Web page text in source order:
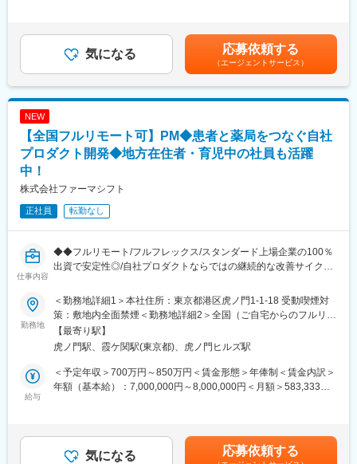
■保養所（多数) など
【日本・アメリカでの手術台のシェアはNo.1】
【安定した経営基盤】
社員一人ひとりの主体性を尊重するワークスタイルや能力と実績
を正当に評価する人事考課も当社の特徴の一つとなっておりま
す。
グループ会社と連携しながら、アジア、ヨーロッパへの進出、更
なるシェア拡大に取り組んでいます。
変更の範囲：会社の定める業務
【商材一例】
総合メディカルグループの商材を全て提案できるため、解決幅が
広く顧客の悩みに寄り添えるポジションです。顧客である医療機
関の経営コンサルティングを行いながら、以下提案を行っていた
だきます。
■経営改善に関する各種提案
■医療機関への院内テレビレンタル等のアメニティに関する提案
■医薬品の共同購入事業の推進
業 等
■医師紹介
■生命保険の提案、損害保険の提案・更新
■移転建替支援
【組織構成／OJT研修】
心くださいませ。また、キャリア入社者向け研修やスキルアップ
研修があります。
【就業環境】
■年休126日／完全週休二日制（土日祝休み）、時差出勤可
■有給休暇も取得しやすい環境です（入社と同時に付与、半日・時
厚生も充実しています。
(約10～20時間分の時間外手当として支給)賞与年2回（7月・12
月）※2024年度実績4.4ヵ月昇給年1回（4月）賃金はあくまでも目
安の金額であり、選考を通じて上下する可能性があります。月給
(月額)は固定手当を含めた表記です。
気になる 応募依頼する
（エージェントサービス）
NEW
【全国フルリモート可】PM◆患者と薬局をつなぐ自社
プロダクト開発◆地方在住者・育児中の社員も活躍
中！
株式会社ファーマシフト
正社員 転勤なし
仕事内容
◆◆フルリモート/フルフレックス/スタンダード上場企業の100％
出資で安定性◎/自社プロダクトならではの継続的な改善サイクル
■概要 ～地方在住者・育児中の社員も活躍中！～
ファーマシフトでは、LINEを活用した「つながる薬局」を中心
に、患者と薬局をつなぐ医療プラットフォームの開発・運営を行
っています。
本ポジションでは、開発現場に近い立場で、プロジェクトを着実
に前へ進めるミドルPMとしての役割を期待しています。
親会社 メディカルシステムネットワークでは、「なの花薬局」チ
■事業概要
「すべての人が健康を自ら選択できる社会」の実現を目指し、患
勤務地
＜勤務地詳細1＞本社住所：東京都港区虎ノ門1-1-18 受動喫煙対
策：敷地内全面禁煙＜勤務地詳細2＞全国（ご自宅からのフルリモ
ート中心）住所：東京都 受動喫煙対策：敷地内全面禁煙変更の範
囲：会社の定める事業所（リモートワーク含む）
【最寄り駅】
虎ノ門駅、霞ケ関駅(東京都)、虎ノ門ヒルズ駅
給与
＜予定年収＞700万円～850万円＜賃金形態＞年俸制＜賃金内訳＞
年額（基本給）：7,000,000円～8,000,000円＜月額＞583,333円
あります。月給(月額)は固定手当を含めた表記です。
気になる 応募依頼する